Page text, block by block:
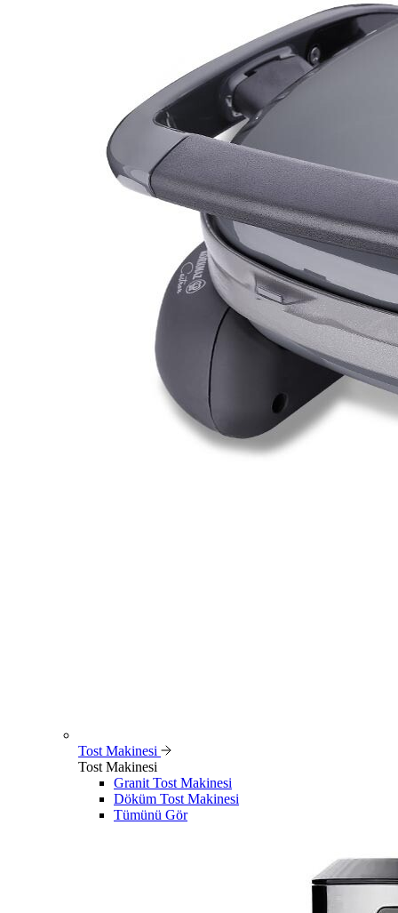
Tost Makinesi
Tost Makinesi
Granit Tost Makinesi
Döküm Tost Makinesi
Tümünü Gör